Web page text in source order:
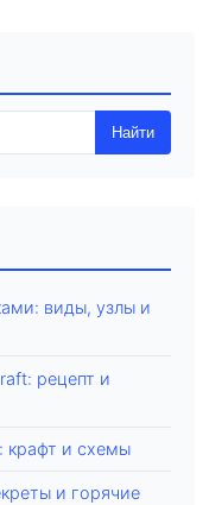
Найти
виды, узлы и
рецепт и
крафт и схемы
и горячие